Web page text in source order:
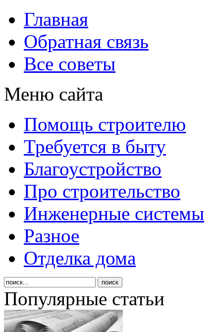
Главная
Обратная связь
Все советы
Меню сайта
Помощь строителю
Требуется в быту
Благоустройство
Про строительство
Инженерные системы
Разное
Отделка дома
Популярные статьи